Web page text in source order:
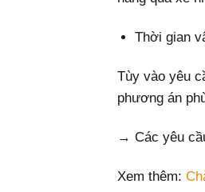
Thời gian
Tùy vào yêu
phương án
→ Các yêu
Xem thêm: